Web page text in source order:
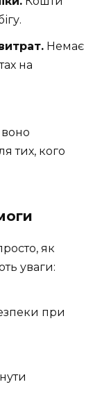
Немає
на
тих, кого
як
уваги:
при